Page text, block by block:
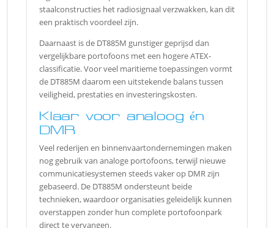
staalconstructies het radiosignaal verzwakken, kan dit
een praktisch voordeel zijn.
Daarnaast is de DT885M gunstiger geprijsd dan
vergelijkbare portofoons met een hogere ATEX-
classificatie. Voor veel maritieme toepassingen vormt
de DT885M daarom een uitstekende balans tussen
veiligheid, prestaties en investeringskosten.
Klaar voor analoog én
DMR
Veel rederijen en binnenvaartondernemingen maken
nog gebruik van analoge portofoons, terwijl nieuwe
communicatiesystemen steeds vaker op DMR zijn
gebaseerd. De DT885M ondersteunt beide
technieken, waardoor organisaties geleidelijk kunnen
overstappen zonder hun complete portofoonpark
direct te vervangen.